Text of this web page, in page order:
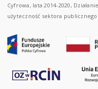
Cyfrowa, lata 2014-2020,
użyteczność sektora